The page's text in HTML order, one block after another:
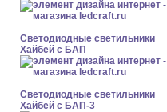
Светодиодные светильники
Хайбей с БАП
Светодиодные светильники
Хайбей с БАП-3